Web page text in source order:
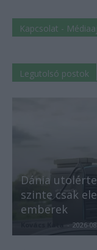
Kapcsolat -
Legutolsó postok
Dánia
szinte csak
emberek
- 2026-